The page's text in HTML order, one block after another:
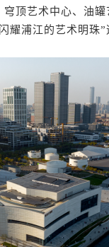
顶艺术中心、油罐
耀浦江的艺术明珠